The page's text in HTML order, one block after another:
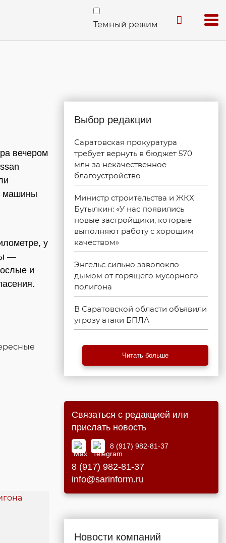
Темный режим
вечером
машины
у
—
и
Выбор редакции
Саратовская прокуратура
требует вернуть в бюджет 570
млн за некачественное
благоустройство
Министр строительства и ЖКХ
Бутылкин: «У нас появились
новые застройщики, которые
выполняют работу с хорошим
качеством»
Энгельс сильно заволокло
дымом от горящего мусорного
полигона
В Саратовской области объявили
угрозу атаки БПЛА
Читать больше
Связаться с редакцией или
прислать новость
8 (917) 982-81-37
8 (917) 982-81-37
info@sarinform.ru
Новости компаний